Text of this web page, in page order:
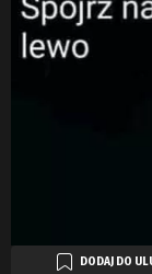
DODAJ DO